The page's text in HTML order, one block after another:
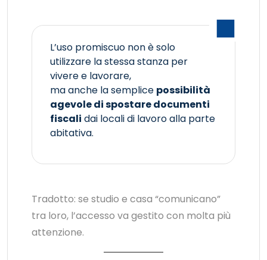
L’uso promiscuo non è solo
utilizzare la stessa stanza per
vivere e lavorare,
ma anche la semplice possibilità
agevole di spostare documenti
fiscali dai locali di lavoro alla parte
abitativa.
Tradotto: se studio e casa “comunicano”
tra loro, l’accesso va gestito con molta più
attenzione.